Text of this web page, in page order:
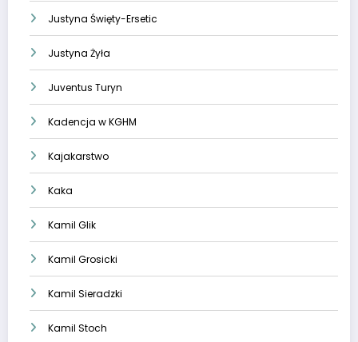
Justyna Święty-Ersetic
Justyna Żyła
Juventus Turyn
Kadencja w KGHM
Kajakarstwo
Kaka
Kamil Glik
Kamil Grosicki
Kamil Sieradzki
Kamil Stoch